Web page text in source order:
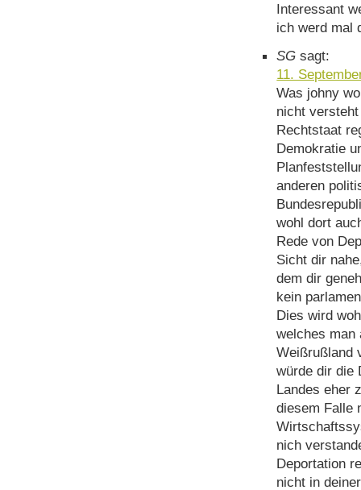
Interessant
ich werd mal
SG sagt:
11.
Was johny
nicht
Rechtstaat
Demokratie
anderen
wohl dort
Rede von
Sicht dir
dem dir
kein
Dies wird
welches man
Weißrußland
würde dir die
Landes eher
diesem Falle
nich
Deportation
nicht in